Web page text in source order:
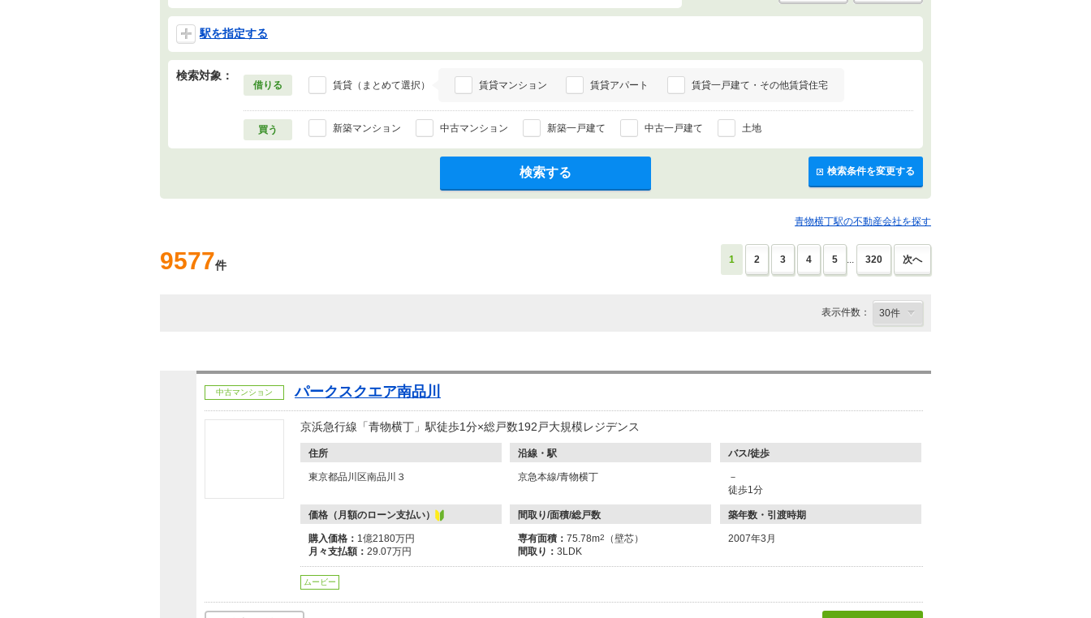
駅を指定する
検索対象：
借りる 賃貸（まとめて選択） 賃貸マンション 賃貸アパート 賃貸一戸建て・その他賃貸住宅
買う 新築マンション 中古マンション 新築一戸建て 中古一戸建て 土地
検索条件を変更する
検索する
青物横丁駅の不動産会社を探す
9577件 1 2 3 4 5 ... 320 次へ
表示件数：
中古マンション パークスクエア南品川
京浜急行線「青物横丁」駅徒歩1分×総戸数192戸大規模レジデンス
住所 沿線・駅 バス/徒歩
東京都品川区南品川３ 京急本線/青物横丁
－
徒歩1分
価格（月額のローン支払い） 間取り/面積/総戸数 築年数・引渡時期
購入価格： 1億2180万円
月々支払額： 29.07万円
専有面積： 75.78m2
（壁芯）
間取り： 3LDK
2007年3月
ムービー